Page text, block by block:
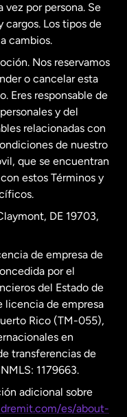
vez por persona. Se
cargos. Los tipos de
cambios.
Nos reservamos
o cancelar esta
Eres responsable de
y del
relacionadas con
de nuestro
que se encuentran
estos Términos y
DE 19703,
de empresa de
por el
del Estado de
licencia de empresa
Rico (TM-055),
en
transferencias de
1179663.
adicional sobre
es/about-